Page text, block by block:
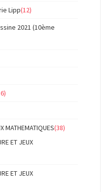
Lipp(12)
2021 (10ème
MATHEMATIQUES(38)
ET JEUX
ET JEUX